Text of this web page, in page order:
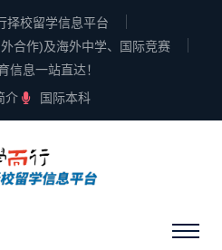
择校留学信息平台
合作)及海外中学、国际竞赛
信息一站直达！
介
国际本科